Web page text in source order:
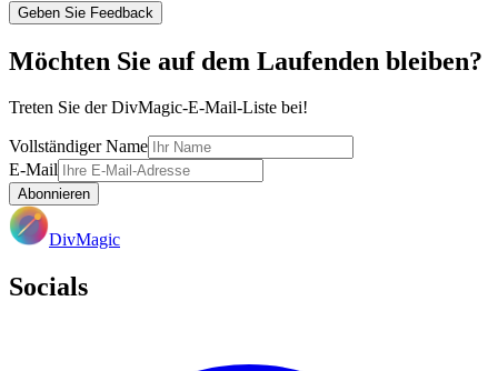
Geben Sie Feedback
Möchten Sie auf dem Laufenden bleiben?
Treten Sie der DivMagic-E-Mail-Liste bei!
Vollständiger Name
E-Mail
Abonnieren
DivMagic
Socials